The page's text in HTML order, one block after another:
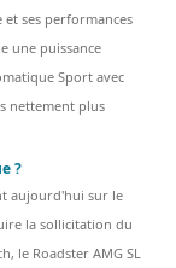
ses performances
une puissance
Sport avec
nettement plus
?
aujourd'hui sur le
la sollicitation du
le Roadster AMG SL